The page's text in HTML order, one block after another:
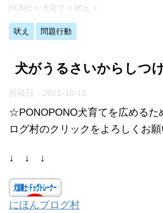
HOME > 犬育て > 吠え >
吠え 問題行動
犬がうるさいからしつ
投稿日： 2021-10-15
☆PONOPONO犬育てを広めるた
ログ村のクリックをよろしくお願
↓ ↓ ↓
にほんブログ村